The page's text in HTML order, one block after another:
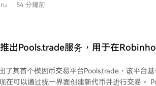
资产的Visa卡，
54 分鐘前
出Pools.trade服务，用于在
了其首个模因币交易平台Pools.trade，该平台
以通过统一界面创建新代币并进行交易。 Pools.trade允许开发者